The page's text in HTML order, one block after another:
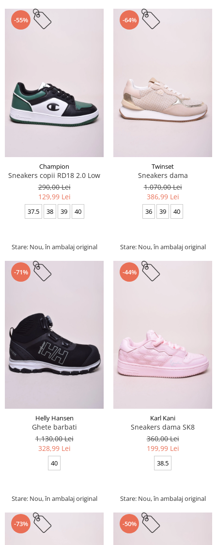
-55%
Champion
Sneakers copii RD18 2.0 Low
290,00 Lei
129,99 Lei
37.5 38 39 40
Stare: Nou, în ambalaj original
-64%
Twinset
Sneakers dama
1.070,00 Lei
386,99 Lei
36 39 40
Stare: Nou, în ambalaj original
-71%
Helly Hansen
Ghete barbati
1.130,00 Lei
328,99 Lei
40
Stare: Nou, în ambalaj original
-44%
Karl Kani
Sneakers dama SK8
360,00 Lei
199,99 Lei
38.5
Stare: Nou, în ambalaj original
-73% -50%